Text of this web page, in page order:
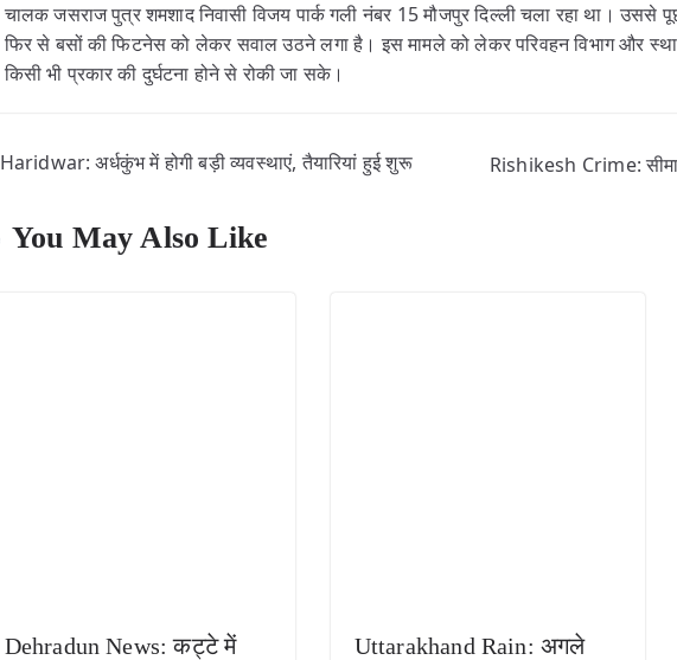
चालक जसराज पुत्र शमशाद निवासी विजय पार्क गली नंबर 15 मौजपुर दिल्ली चला रहा था। उससे
फिर से बसों की फिटनेस को लेकर सवाल उठने लगा है। इस मामले को लेकर परिवहन विभाग और
किसी भी प्रकार की दुर्घटना होने से रोकी जा सके।
Haridwar: अर्धकुंभ में होगी बड़ी व्यवस्थाएं, तैयारियां हुई शुरू Rishikesh Crime: सीमा
You May Also Like
Dehradun News: कट्टे में
Uttarakhand Rain: अगले